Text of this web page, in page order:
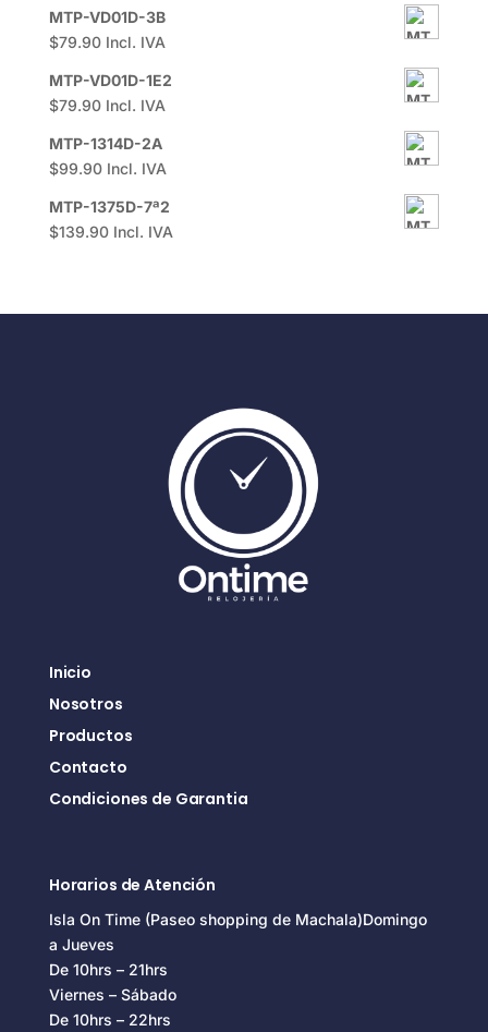
MTP-VD01D-3B
$79.90 Incl. IVA
MTP-VD01D-1E2
$79.90 Incl. IVA
MTP-1314D-2A
$99.90 Incl. IVA
MTP-1375D-7ª2
$139.90 Incl. IVA
Inicio
Nosotros
Productos
Contacto
Condiciones de Garantia
Horarios de Atención
Isla On Time (Paseo shopping de Machala)Domingo
a Jueves
De 10hrs – 21hrs
Viernes – Sábado
De 10hrs – 22hrs